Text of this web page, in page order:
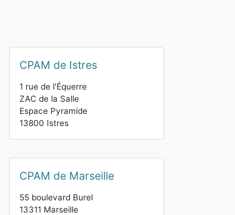
CPAM de Istres
1 rue de l'Équerre
ZAC de la Salle
Espace Pyramide
13800 Istres
CPAM de Marseille
55 boulevard Burel
13311 Marseille